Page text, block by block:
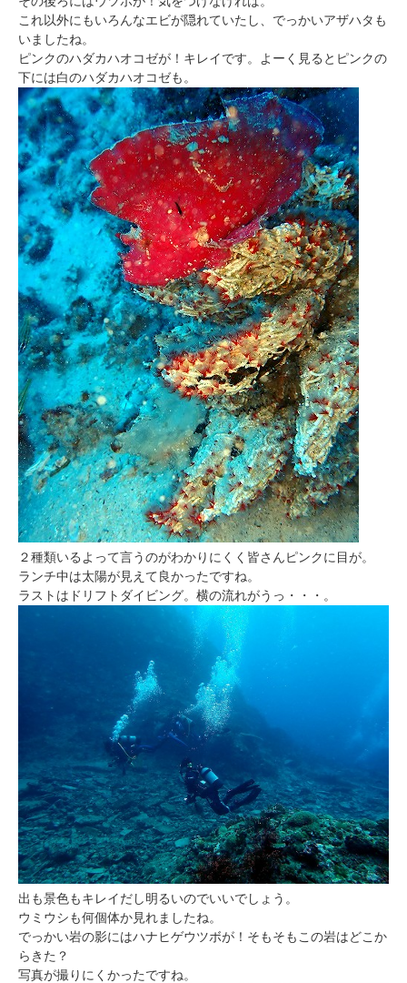
これ以外にもいろんなエビが隠れていたし、でっかいアザハタも
いましたね。
ピンクのハダカハオコゼが！キレイです。よーく見るとピンクの
下には白のハダカハオコゼも。
２種類いるよって言うのがわかりにくく皆さんピンクに目が。
ランチ中は太陽が見えて良かったですね。
ラストはドリフトダイビング。横の流れがうっ・・・。
出も景色もキレイだし明るいのでいいでしょう。
ウミウシも何個体か見れましたね。
でっかい岩の影にはハナヒゲウツボが！そもそもこの岩はどこか
らきた？
写真が撮りにくかったですね。